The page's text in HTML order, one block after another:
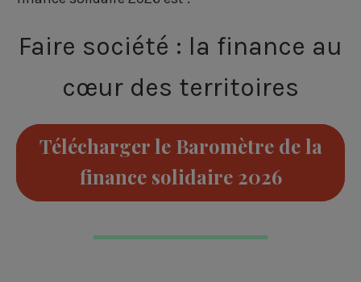
a
c
e
b
o
o
k
i
n
k
e
d
i
n
i
t
t
e
r
Faire société : la finance au
cœur des territoires
Télécharger le Baromètre de la
finance solidaire 2026